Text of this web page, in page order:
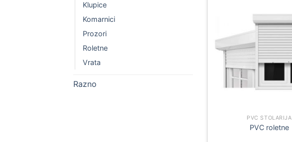
Klupice
Komarnici
Prozori
Roletne
Vrata
Razno
PVC STOLARIJA
PVC roletne